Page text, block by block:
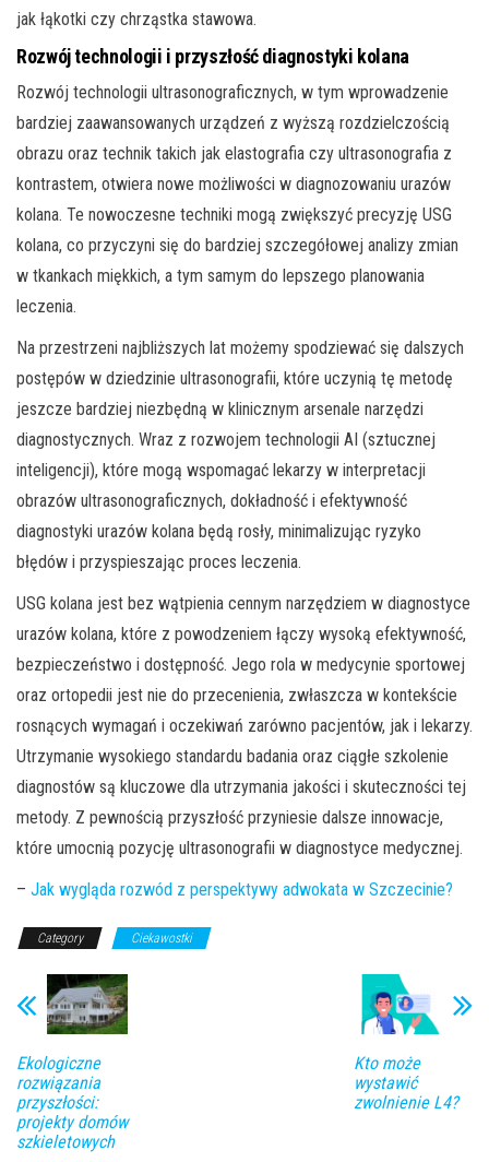
jak łąkotki czy chrząstka stawowa.
Rozwój technologii i przyszłość diagnostyki kolana
Rozwój technologii ultrasonograficznych, w tym wprowadzenie
bardziej zaawansowanych urządzeń z wyższą rozdzielczością
obrazu oraz technik takich jak elastografia czy ultrasonografia z
kontrastem, otwiera nowe możliwości w diagnozowaniu urazów
kolana. Te nowoczesne techniki mogą zwiększyć precyzję USG
kolana, co przyczyni się do bardziej szczegółowej analizy zmian
w tkankach miękkich, a tym samym do lepszego planowania
leczenia.
Na przestrzeni najbliższych lat możemy spodziewać się dalszych
postępów w dziedzinie ultrasonografii, które uczynią tę metodę
jeszcze bardziej niezbędną w klinicznym arsenale narzędzi
diagnostycznych. Wraz z rozwojem technologii AI (sztucznej
inteligencji), które mogą wspomagać lekarzy w interpretacji
obrazów ultrasonograficznych, dokładność i efektywność
diagnostyki urazów kolana będą rosły, minimalizując ryzyko
błędów i przyspieszając proces leczenia.
USG kolana jest bez wątpienia cennym narzędziem w diagnostyce
urazów kolana, które z powodzeniem łączy wysoką efektywność,
bezpieczeństwo i dostępność. Jego rola w medycynie sportowej
oraz ortopedii jest nie do przecenienia, zwłaszcza w kontekście
rosnących wymagań i oczekiwań zarówno pacjentów, jak i lekarzy.
Utrzymanie wysokiego standardu badania oraz ciągłe szkolenie
diagnostów są kluczowe dla utrzymania jakości i skuteczności tej
metody. Z pewnością przyszłość przyniesie dalsze innowacje,
które umocnią pozycję ultrasonografii w diagnostyce medycznej.
– Jak wygląda rozwód z perspektywy adwokata w Szczecinie?
Category Ciekawostki
Ekologiczne
rozwiązania
przyszłości:
projekty domów
szkieletowych
Kto może
wystawić
zwolnienie L4?